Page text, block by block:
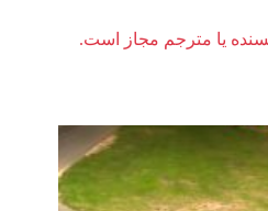
یا مترجم مجاز است.